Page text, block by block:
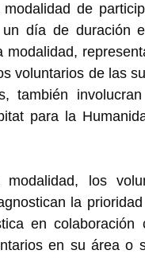
de
día de duración
voluntarios de las
también
para la
los
la
en
en su área o